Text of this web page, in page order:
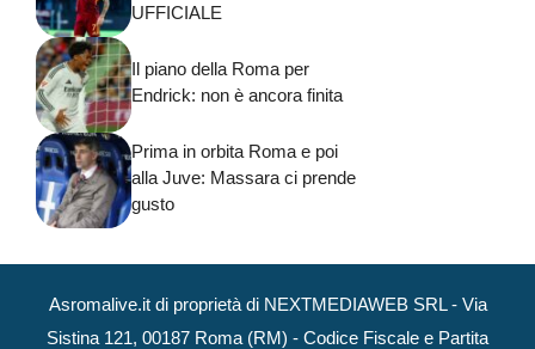
UFFICIALE
Il piano della Roma per
Endrick: non è ancora finita
Prima in orbita Roma e poi
alla Juve: Massara ci prende
gusto
Asromalive.it di proprietà di NEXTMEDIAWEB SRL - Via
Sistina 121, 00187 Roma (RM) - Codice Fiscale e Partita